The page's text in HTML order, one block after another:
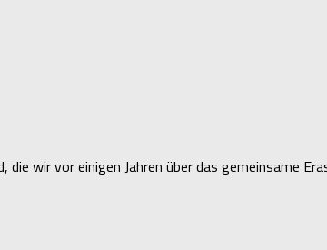
wir vor einigen Jahren über das gemeinsame